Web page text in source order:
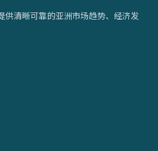
供清晰可靠的亚洲市场趋势、经济发